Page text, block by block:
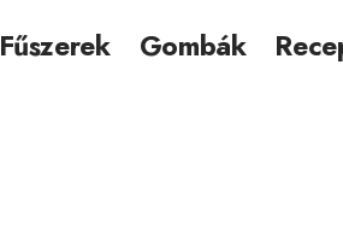
Fűszerek Gombák